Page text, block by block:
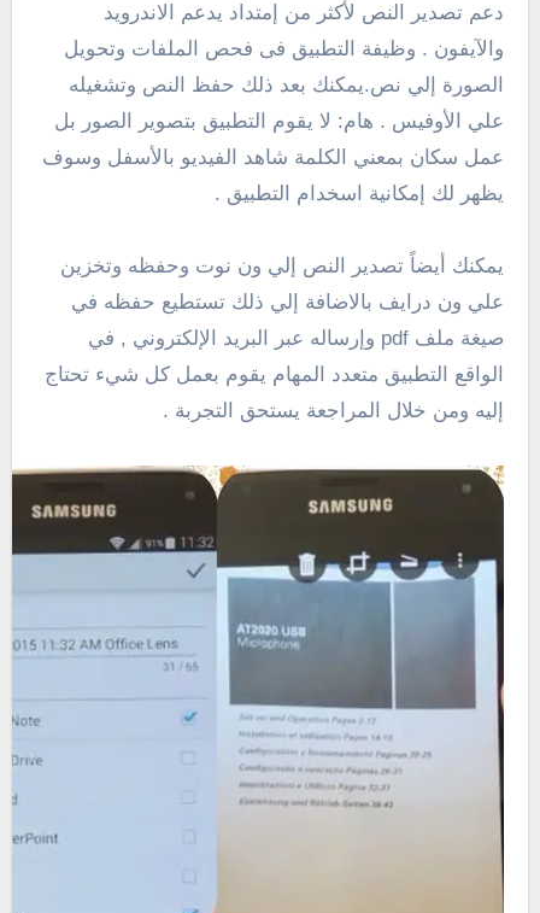
دعم تصدير النص لأكثر من إمتداد يدعم الاندرويد
والآيفون . وظيفة التطبيق فى فحص الملفات وتحويل
الصورة إلي نص.يمكنك بعد ذلك حفظ النص وتشغيله
علي الأوفيس . هام: لا يقوم التطبيق بتصوير الصور بل
عمل سكان بمعني الكلمة شاهد الفيديو بالأسفل وسوف
يظهر لك إمكانية اسخدام التطبيق .
يمكنك أيضاً تصدير النص إلي ون نوت وحفظه وتخزين
علي ون درايف بالاضافة إلي ذلك تستطيع حفظه في
صيغة ملف pdf وإرساله عبر البريد الإلكتروني , في
الواقع التطبيق متعدد المهام يقوم بعمل كل شيء تحتاج
إليه ومن خلال المراجعة يستحق التجربة .